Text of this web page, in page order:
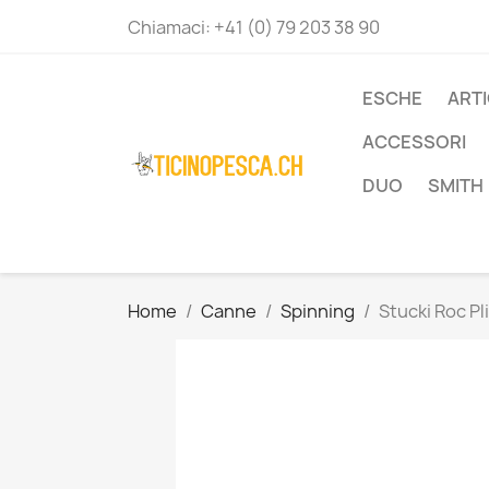
Chiamaci: +41 (0) 79 203 38 90
ESCHE
ACCESSORI
DUO
SMITH
Home Canne Spinning Stucki Roc